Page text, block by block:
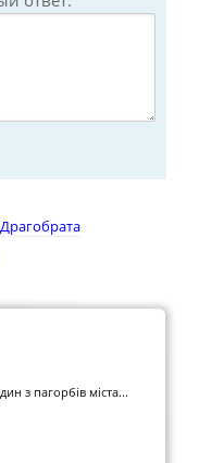
з пагорбів міста...